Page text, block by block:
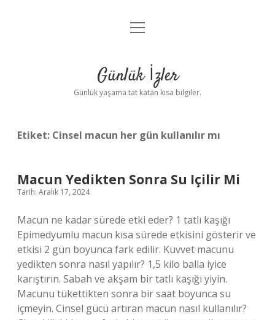
Anasayfa
Yasal Uyarı
menüyü
Günlük İzler
Günlük yaşama tat katan kısa bilgiler.
Etiket: Cinsel macun her gün kullanılır mı
Macun Yedikten Sonra Su Içilir Mi
Tarih: Aralık 17, 2024
Macun ne kadar sürede etki eder? 1 tatlı kaşığı
Epimedyumlu macun kısa sürede etkisini gösterir ve
etkisi 2 gün boyunca fark edilir. Kuvvet macunu
yedikten sonra nasıl yapılır? 1,5 kilo balla iyice
karıştırın. Sabah ve akşam bir tatlı kaşığı yiyin.
Macunu tükettikten sonra bir saat boyunca su
içmeyin. Cinsel gücü artıran macun nasıl kullanılır?